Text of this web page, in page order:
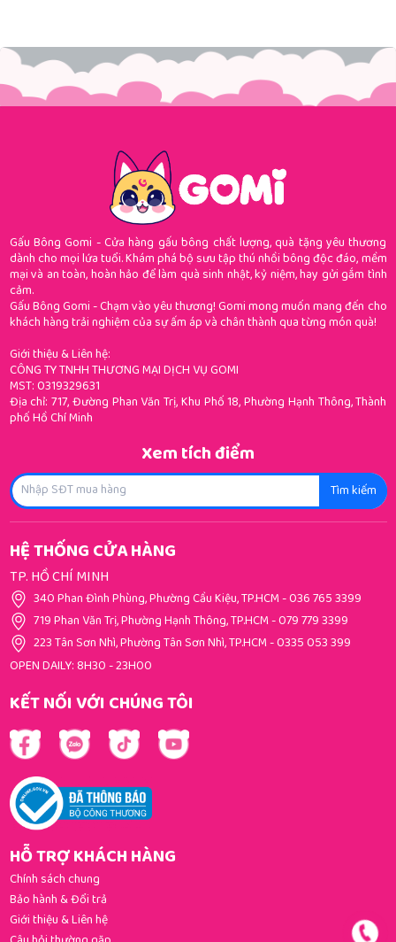
Gấu Bông Gomi - Cửa hàng gấu bông chất lượng, quà tặng yêu thương
dành cho mọi lứa tuổi. Khám phá bộ sưu tập thú nhồi bông độc đáo, mềm
mại và an toàn, hoàn hảo để làm quà sinh nhật, kỷ niệm, hay gửi gắm tình
cảm.
Gấu Bông Gomi - Chạm vào yêu thương! Gomi mong muốn mang đến cho
khách hàng trải nghiệm của sự ấm áp và chân thành qua từng món quà!
Giới thiệu & Liên hệ:
CÔNG TY TNHH THƯƠNG MẠI DỊCH VỤ GOMI
MST: 0319329631
Địa chỉ: 717, Đường Phan Văn Trị, Khu Phố 18, Phường Hạnh Thông, Thành
phố Hồ Chí Minh
Xem tích điểm
Tìm kiếm
HỆ THỐNG CỬA HÀNG
TP. HỒ CHÍ MINH
340 Phan Đình Phùng, Phường Cầu Kiệu, TP.HCM-036 765 3399
719 Phan Văn Trị, Phường Hạnh Thông, TP.HCM-079 779 3399
223 Tân Sơn Nhì, Phường Tân Sơn Nhì, TP.HCM-0335 053 399
OPEN DAILY: 8H30 - 23H00
KẾT NỐI VỚI CHÚNG TÔI
HỖ TRỢ KHÁCH HÀNG
Chính sách chung
Bảo hành & Đổi trả
Giới thiệu & Liên hệ